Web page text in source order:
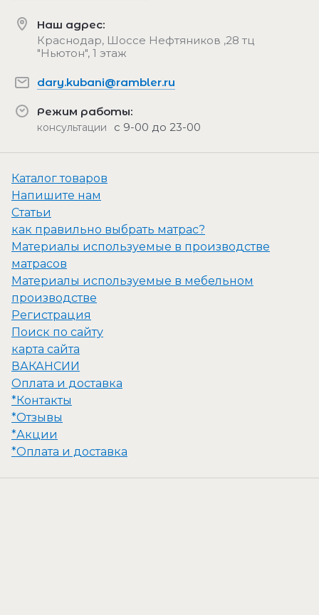
Наш адрес:
Краснодар, Шоссе Нефтяников ,28 тц
"Ньютон", 1 этаж
dary.kubani@rambler.ru
Режим работы:
консультации с 9-00 до 23-00
Каталог товаров
Напишите нам
Статьи
как правильно выбрать матрас?
Материалы используемые в производстве
матрасов
Материалы используемые в мебельном
производстве
Регистрация
Поиск по сайту
карта сайта
ВАКАНСИИ
Оплата и доставка
*Контакты
*Отзывы
*Акции
*Оплата и доставка